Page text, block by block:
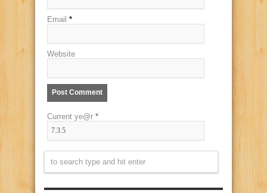
Email *
Website
Current ye@r *